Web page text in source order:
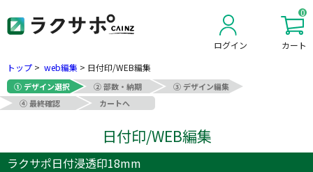
ログイン
0
カート
トップ > web編集 > 日付印/WEB編集
① デザイン選択 ② 部数・納期
③ デザイン編集
④ 最終確認
カートへ
日付印/WEB編集
ラクサポ日付浸透印18mm